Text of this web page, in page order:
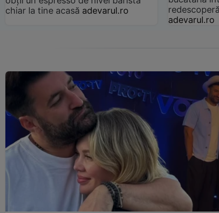
chiar la tine acasă adevarul.ro
adevarul.ro